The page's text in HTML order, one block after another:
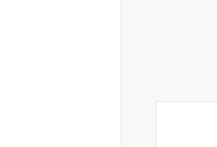
(陰)’에 해당
자는 ‘화(
빨간색 옷
보이며 흰머